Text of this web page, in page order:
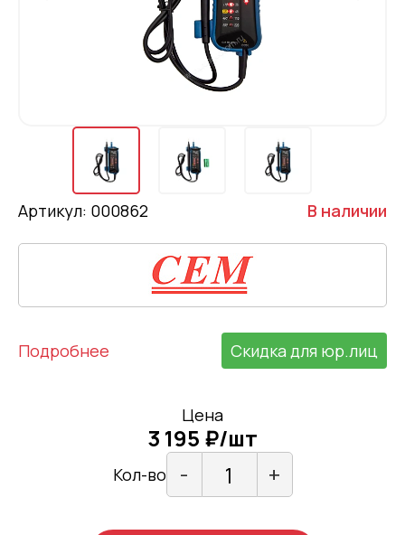
Артикул: 000862 В наличии
Подробнее Скидка для юр.лиц
Цена
3 195 ₽/шт
Кол-во - +